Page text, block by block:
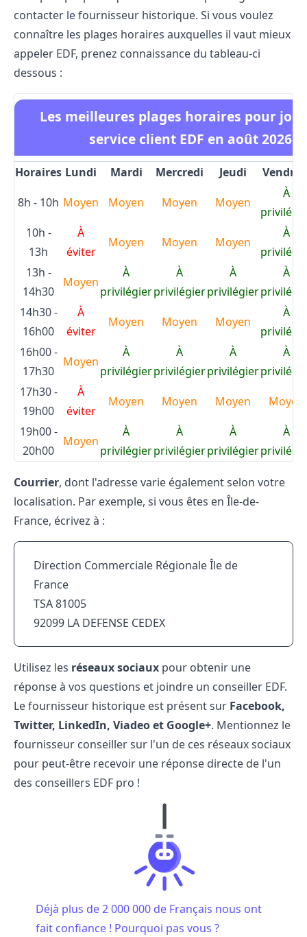
contacter le fournisseur historique. Si vous voulez
connaître les plages horaires auxquelles il vaut mieux
appeler EDF, prenez connaissance du tableau-ci
dessous :
Les meilleures plages horaires pour
service client EDF en août 2026
Horaires Lundi Mardi Mercredi Jeudi
8h - 10h Moyen Moyen Moyen Moyen
À
10h -
13h
À
éviter
Moyen Moyen Moyen
À
13h -
14h30
Moyen
À
privilégier
À
privilégier
À
privilégier
À
14h30 -
16h00
À
éviter
Moyen Moyen Moyen
À
16h00 -
17h30
Moyen
À
privilégier
À
privilégier
À
privilégier
À
17h30 -
19h00
À
éviter
Moyen Moyen Moyen
Moyen
19h00 -
20h00
Moyen
À
privilégier
À
privilégier
À
privilégier
À
Courrier, dont l'adresse varie également selon votre
localisation. Par exemple, si vous êtes en Île-de-
France, écrivez à :
Direction Commerciale Régionale Île de
France
TSA 81005
92099 LA DEFENSE CEDEX
Utilisez les réseaux sociaux pour obtenir une
réponse à vos questions et joindre un conseiller EDF.
Le fournisseur historique est présent sur Facebook,
Twitter, LinkedIn, Viadeo et Google+. Mentionnez le
fournisseur conseiller sur l'un de ces réseaux sociaux
pour peut-être recevoir une réponse directe de l'un
des conseillers EDF pro !
Déjà plus de 2 000 000 de Français nous ont
fait confiance ! Pourquoi pas vous ?